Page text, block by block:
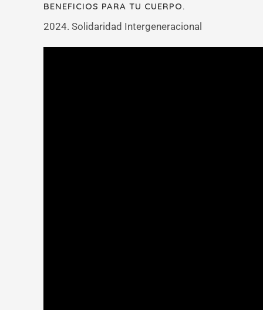
BENEFICIOS PARA TU CUERPO.
2024. Solidaridad Intergeneracional